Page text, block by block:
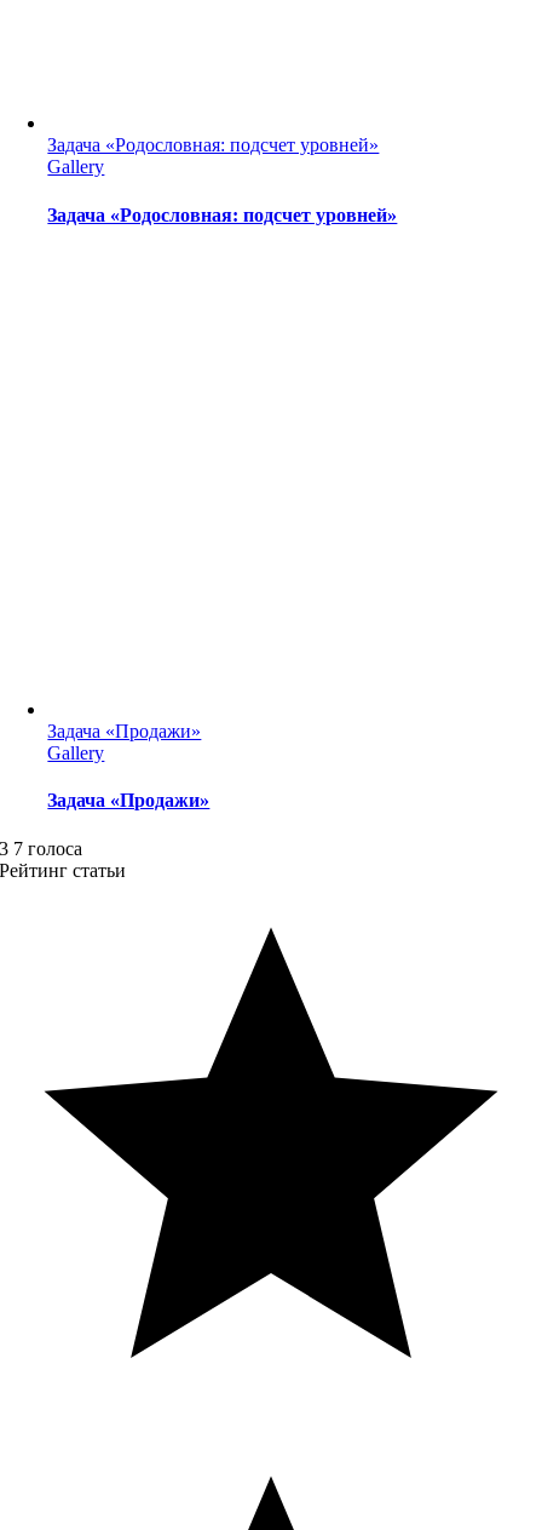
Задача «Родословная: подсчет уровней»
Gallery
Задача «Родословная: подсчет уровней»
Задача «Продажи»
Gallery
Задача «Продажи»
3 7 голоса
Рейтинг статьи